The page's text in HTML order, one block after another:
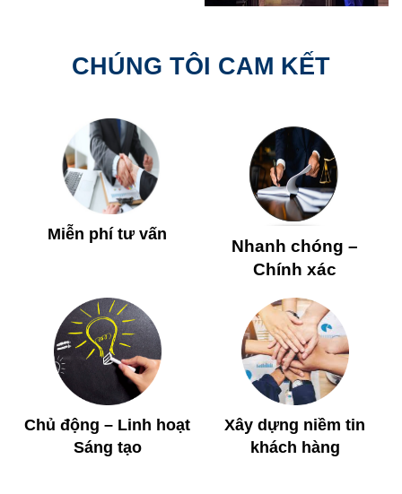
CHÚNG TÔI CAM KẾT
Miễn phí tư vấn
Nhanh chóng –
Chính xác
Chủ động – Linh hoạt
Sáng tạo
Xây dựng niềm tin
khách hàng